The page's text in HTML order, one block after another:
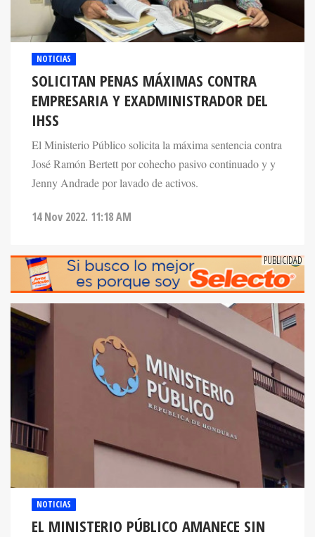
NOTICIAS
SOLICITAN PENAS MÁXIMAS CONTRA
EMPRESARIA Y EXADMINISTRADOR DEL
IHSS
El Ministerio Público solicita la máxima sentencia contra
José Ramón Bertett por cohecho pasivo continuado y y
Jenny Andrade por lavado de activos.
14 Nov 2022. 11:18 AM
EL MINISTERIO PÚBLICO AMANECE SIN
FISCAL GENERAL Y ADJUNTO